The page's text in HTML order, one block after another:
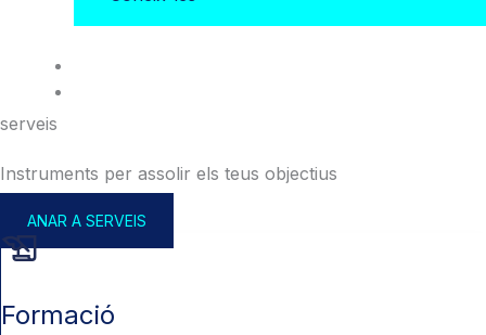
serveis
Instruments per assolir els teus objectius
ANAR A SERVEIS
Formació